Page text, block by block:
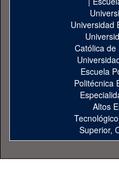
Universidad
Católica de
Escuela
Politécnica
Altos
Superior,